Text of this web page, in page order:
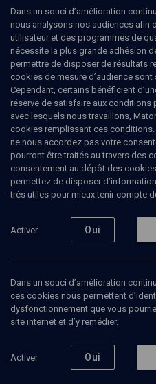
Abonnez-vous à
Dans un souci d’amélioration
nous analysons nos audiences afin
utilisateur et des programmes de
nécessite la plus grande adhésion
permettre de disposer de résultats
cookies de mesure d’audience
Cependant, certains bénéficient
réserve de satisfaire aux conditions
avec lesquels nous travaillons,
cookies remplissant ces
ne nous accordez pas votre
pourront être traités au travers des
consentement au dépôt des
permettez de disposer
très utiles pour mieux tenir compte
Activer Oui
Dans un souci d’amélioration
ces cookies nous permettent
dysfonctionnement que vous
site internet et d’y remédier.
Activer Oui